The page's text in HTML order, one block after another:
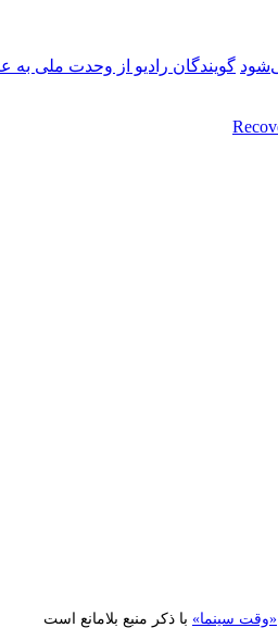
گویندگان رادیو از وحدت ملی به
«وقت سینما» با ذکر منبع بلامانع است